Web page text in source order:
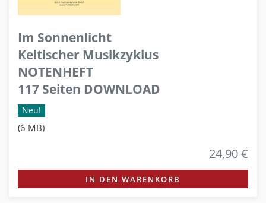
Im Sonnenlicht
Keltischer Musikzyklus
NOTENHEFT
117 Seiten DOWNLOAD
Neu!
(6 MB)
24,90 €
IN DEN WARENKORB